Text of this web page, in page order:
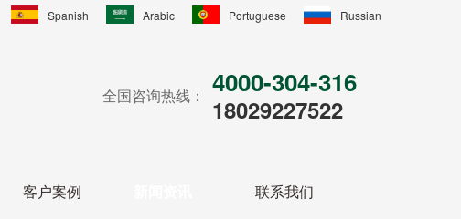
Spanish Arabic Portuguese Russian
全国咨询热线： 4000-304-316
18029227522
客户案例 联系我们